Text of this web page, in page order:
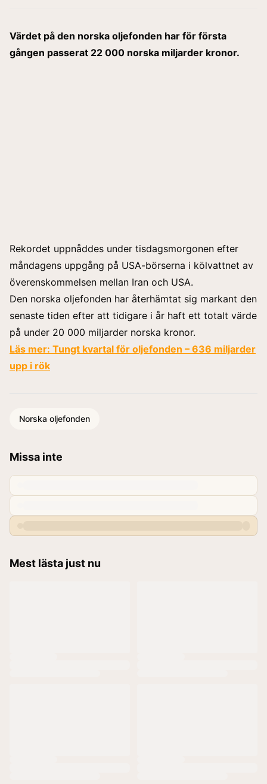
Värdet på den norska oljefonden har för första
gången passerat 22 000 norska miljarder kronor.
Rekordet uppnåddes under tisdagsmorgonen efter
måndagens uppgång på USA-börserna i kölvattnet av
överenskommelsen mellan Iran och USA.
Den norska oljefonden har återhämtat sig markant den
senaste tiden efter att tidigare i år haft ett totalt värde
på under 20 000 miljarder norska kronor.
Läs mer: Tungt kvartal för oljefonden – 636 miljarder
upp i rök
Norska oljefonden
Missa inte
Mest lästa just nu